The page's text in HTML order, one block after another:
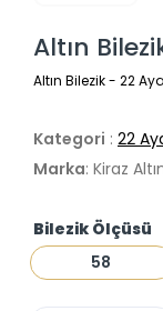
Altın
Altın Bilezik - 22
Kategori : 22
Marka: Kiraz
Bilezik Ölçüsü
58